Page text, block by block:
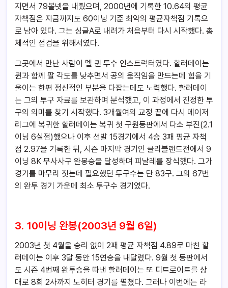
지면서 79볼넷을 내줬으며, 2000년에 기록한 10.64의 평균
자책점은 지금까지도 60이닝 기준 최악의 평균자책점 기록으
로 남아 있다. 그는 싱글A로 내려가 처음부터 다시 시작했다. 총
체적인 점검을 위해서였다.
그곳에서 만난 사람이 멜 퀸 투수 인스트럭터였다. 할러데이는
퀸과 함께 팔 각도를 낮추면서 공의 움직임을 만드는데 힘을 기
울이는 한편 정신적인 부분을 다잡는데도 노력했다. 할러데이
는 그의 투구 자료를 보관하며 분석했고, 이 과정에서 진정한 투
구의 의미를 찾기 시작했다. 3개월여의 교정 끝에 다시 메이저
리그에 복귀한 할러데이는 복귀 첫 구원등판에서 다소 부진(2.1
이닝 6실점)했으나 이후 선발 15경기에서 4승 3패 평균 자책
점 2.97을 기록한 뒤, 시즌 마지막 경기인 클리블랜드전에서 9
이닝 8K 무사사구 완봉승을 달성하며 피날레를 장식했다. 그가
경기를 마무리 짓는데 필요했던 투구수는 단 83구. 그의 67번
의 완투 경기 가운데 최소 투구수 경기였다.
3. 10이닝 완봉(2003년 9월 6일)
2003년 첫 4월을 승리 없이 2패 평균 자책점 4.89로 마친 할
러데이는 이후 3달 동안 15연승을 내달렸다. 9월 첫 등판에서
도 시즌 4번째 완투승을 따낸 할러데이는 또 디트로이트를 상
대로 8회 2사까지 노히터 경기를 펼쳤다. 그러나 이번에는 라